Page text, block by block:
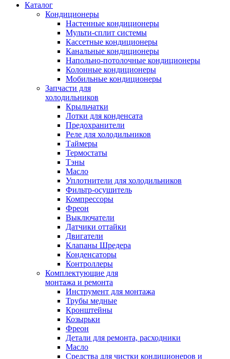
Каталог
Кондиционеры
Настенные кондиционеры
Мульти-сплит системы
Кассетные кондиционеры
Канальные кондиционеры
Напольно-потолочные кондиционеры
Колонные кондиционеры
Мобильные кондиционеры
Запчасти для
холодильников
Крыльчатки
Лотки для конденсата
Предохранители
Реле для холодильников
Таймеры
Термостаты
Тэны
Масло
Уплотнители для холодильников
Фильтр-осушитель
Компрессоры
Фреон
Выключатели
Датчики оттайки
Двигатели
Клапаны Шредера
Конденсаторы
Контроллеры
Комплектующие для
монтажа и ремонта
Инструмент для монтажа
Трубы медные
Кронштейны
Козырьки
Фреон
Детали для ремонта, расходники
Масло
Средства для чистки кондиционеров и